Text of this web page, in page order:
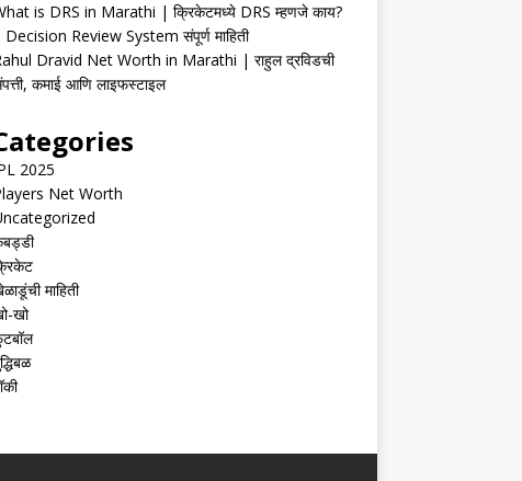
is DRS in Marathi | क्रिकेटमध्ये DRS म्हणजे काय?
Decision Review System संपूर्ण माहिती
Dravid Net Worth in Marathi | राहुल द्रविडची
कमाई आणि लाइफस्टाइल
2025
Net Worth
माहिती
खो